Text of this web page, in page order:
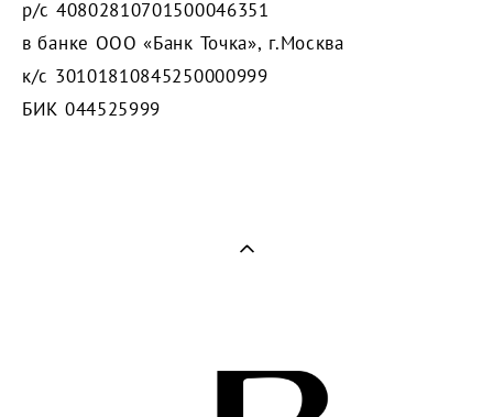
р/с 40802810701500046351
в банке ООО «Банк Точка», г.Москва
к/с 30101810845250000999
БИК 044525999